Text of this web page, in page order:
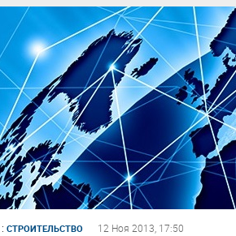
: СТРОИТЕЛЬСТВО 12 Ноя 2013 , 17:50